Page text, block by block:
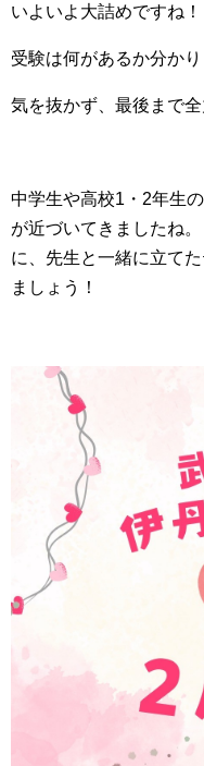
いよいよ大詰めですね！
受験は何があるか分かり
気を抜かず、最後まで
中学生や高校1・2年生
が近づいてきましたね
に、先生と一緒に立て
ましょう！